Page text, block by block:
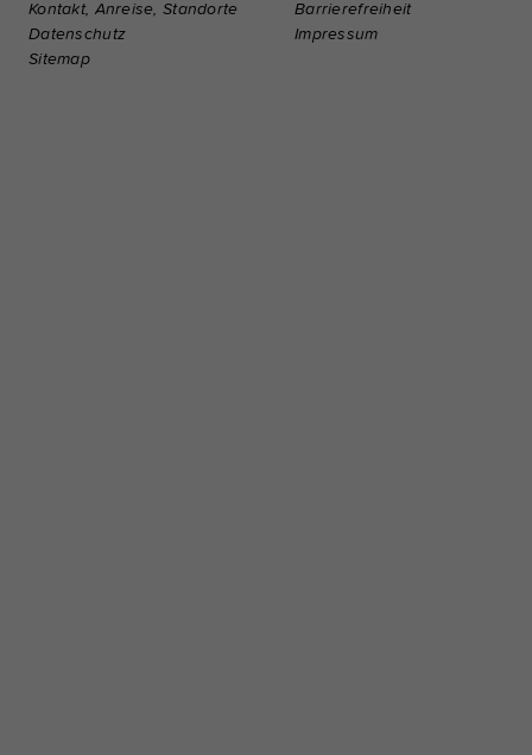
Kontakt, Anreise, Standorte
Barrierefreiheit
Datenschutz
Impressum
Sitemap